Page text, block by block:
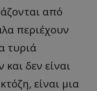
από
περιέχουν
τυριά
δεν είναι
είναι μια